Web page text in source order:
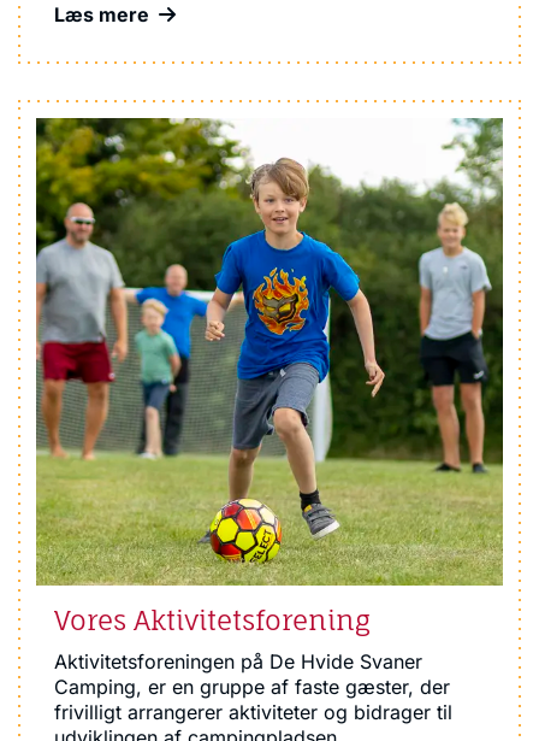
Læs mere
Vores Aktivitetsforening
Aktivitetsforeningen på De Hvide Svaner
Camping, er en gruppe af faste gæster, der
frivilligt arrangerer aktiviteter og bidrager til